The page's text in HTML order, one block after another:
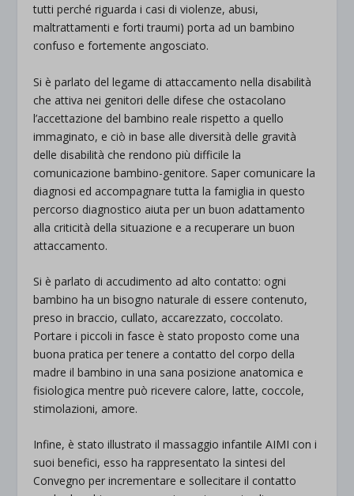
tutti perché riguarda i casi di violenze, abusi,
maltrattamenti e forti traumi) porta ad un bambino
confuso e fortemente angosciato.
Si è parlato del legame di attaccamento nella disabilità
che attiva nei genitori delle difese che ostacolano
l’accettazione del bambino reale rispetto a quello
immaginato, e ciò in base alle diversità delle gravità
delle disabilità che rendono più difficile la
comunicazione bambino-genitore. Saper comunicare la
diagnosi ed accompagnare tutta la famiglia in questo
percorso diagnostico aiuta per un buon adattamento
alla criticità della situazione e a recuperare un buon
attaccamento.
Si è parlato di accudimento ad alto contatto: ogni
bambino ha un bisogno naturale di essere contenuto,
preso in braccio, cullato, accarezzato, coccolato.
Portare i piccoli in fasce è stato proposto come una
buona pratica per tenere a contatto del corpo della
madre il bambino in una sana posizione anatomica e
fisiologica mentre può ricevere calore, latte, coccole,
stimolazioni, amore.
Infine, è stato illustrato il massaggio infantile AIMI con i
suoi benefici, esso ha rappresentato la sintesi del
Convegno per incrementare e sollecitare il contatto